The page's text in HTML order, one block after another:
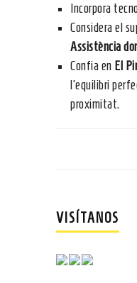
Incorpora
Considera el
Assistència
Confia en El
l’equilibri
proximitat.
VISÍTANOS